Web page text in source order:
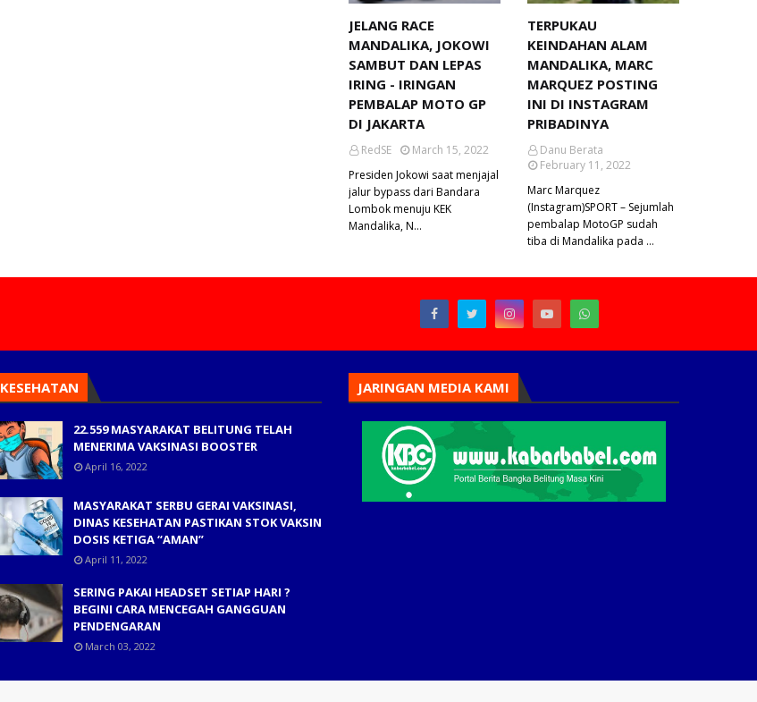
JELANG RACE
MANDALIKA, JOKOWI
SAMBUT DAN LEPAS
IRING - IRINGAN
PEMBALAP MOTO GP
DI JAKARTA
RedSE
March 15, 2022
Presiden Jokowi saat menjajal
jalur bypass dari Bandara
Lombok menuju KEK
Mandalika, N…
TERPUKAU
KEINDAHAN ALAM
MANDALIKA, MARC
MARQUEZ POSTING
INI DI INSTAGRAM
PRIBADINYA
Danu Berata
February 11, 2022
Marc Marquez
(Instagram)SPORT – Sejumlah
pembalap MotoGP sudah
tiba di Mandalika pada …
KESEHATAN
22.559 MASYARAKAT BELITUNG TELAH
MENERIMA VAKSINASI BOOSTER
April 16, 2022
MASYARAKAT SERBU GERAI VAKSINASI,
DINAS KESEHATAN PASTIKAN STOK VAKSIN
DOSIS KETIGA “AMAN”
April 11, 2022
SERING PAKAI HEADSET SETIAP HARI ?
BEGINI CARA MENCEGAH GANGGUAN
PENDENGARAN
March 03, 2022
JARINGAN MEDIA KAMI